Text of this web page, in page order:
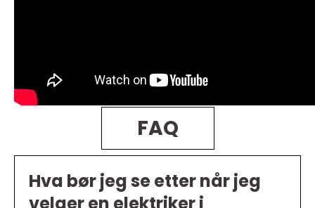
FAQ
Hva bør jeg se etter når jeg
velger en elektriker i